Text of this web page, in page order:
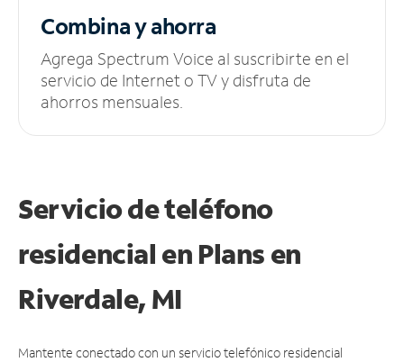
Combina y ahorra
Agrega Spectrum Voice al suscribirte en el
servicio de Internet o TV y disfruta de
ahorros mensuales.
Servicio de teléfono
residencial en Plans en
Riverdale, MI
Mantente conectado con un servicio telefónico residencial